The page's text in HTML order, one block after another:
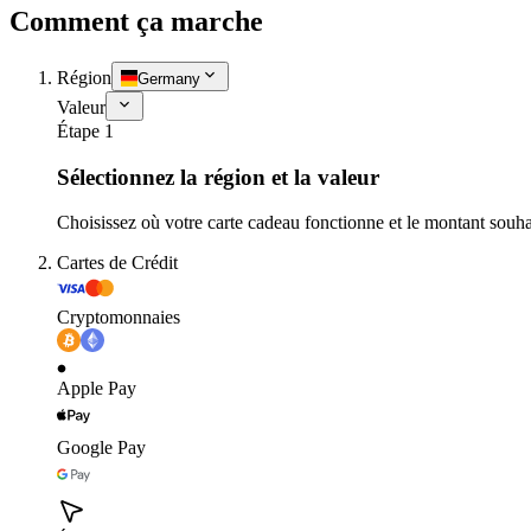
Comment ça marche
Région Germany
Valeur
Étape 1
Sélectionnez la région et la valeur
Choisissez où votre carte cadeau fonctionne et le montant
Cartes de Crédit
Cryptomonnaies
Apple Pay
Google Pay